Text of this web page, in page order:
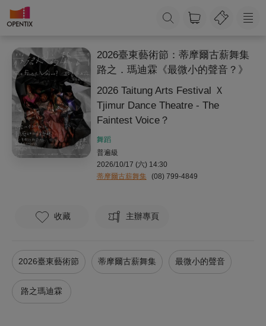
2026臺東藝術節：蒂摩爾古薪舞集
路之．瑪迪霖《最微小的聲音？》
2026 Taitung Arts Festival Ｘ
Tjimur Dance Theatre - The
Faintest Voice？
舞蹈
普遍級
2026/10/17 (六) 14:30
蒂摩爾古薪舞集
(08) 799-4849
收藏 主辦專頁
2026臺東藝術節 蒂摩爾古薪舞集 最微小的聲音
路之瑪迪霖